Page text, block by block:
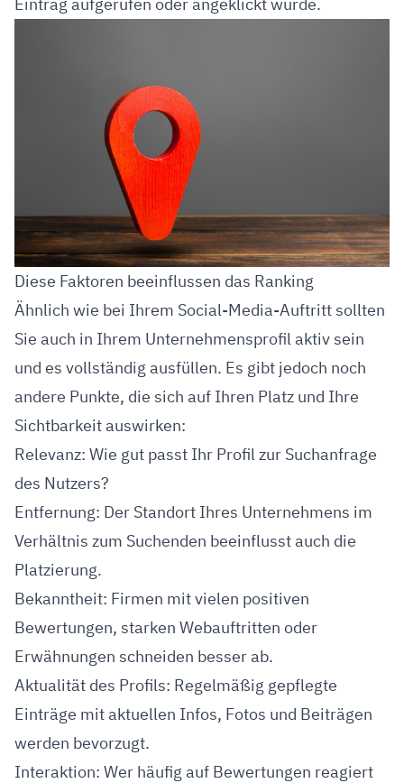
Diese Faktoren beeinflussen das Ranking
Ähnlich wie bei Ihrem Social-Media-Auftritt sollten
Sie auch in Ihrem Unternehmensprofil aktiv sein
und es vollständig ausfüllen. Es gibt jedoch noch
andere Punkte, die sich auf Ihren Platz und Ihre
Sichtbarkeit auswirken:
Relevanz: Wie gut passt Ihr Profil zur Suchanfrage
des Nutzers?
Entfernung: Der Standort Ihres Unternehmens im
Verhältnis zum Suchenden beeinflusst auch die
Platzierung.
Bekanntheit: Firmen mit vielen positiven
Bewertungen, starken Webauftritten oder
Erwähnungen schneiden besser ab.
Aktualität des Profils: Regelmäßig gepflegte
Einträge mit aktuellen Infos, Fotos und Beiträgen
werden bevorzugt.
Interaktion: Wer häufig auf Bewertungen reagiert